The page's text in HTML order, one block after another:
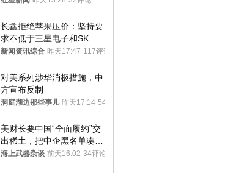
长鑫拒绝苹果压价：坚持要
求不低于三星电子和SK海
力士
新闻资讯综合 昨天17:47 117评论
对美系列涉华消极措施，中
方宣布反制
洞庭湖边那些事儿 昨天17:14 54评论
美财长要中国“全面履约”交
出稀土，把中企黑名单凑到
187家，中方做最坏打算
海上武器杂谈 前天16:02 34评论